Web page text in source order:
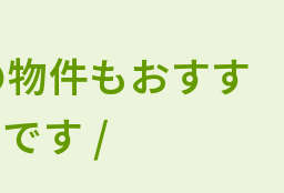
件もおすす
す /